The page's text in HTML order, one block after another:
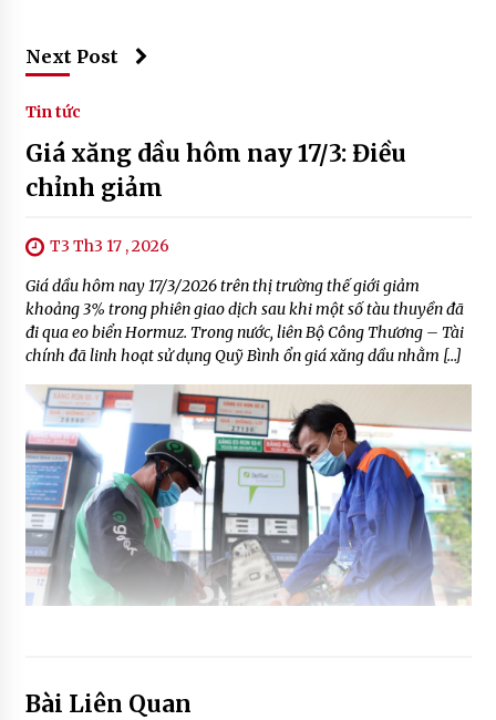
Next Post
Tin tức
Giá xăng dầu hôm nay 17/3: Điều
chỉnh giảm
T3 Th3 17 , 2026
Giá dầu hôm nay 17/3/2026 trên thị trường thế giới giảm
khoảng 3% trong phiên giao dịch sau khi một số tàu thuyền đã
đi qua eo biển Hormuz. Trong nước, liên Bộ Công Thương – Tài
chính đã linh hoạt sử dụng Quỹ Bình ổn giá xăng dầu nhằm […]
Bài Liên Quan